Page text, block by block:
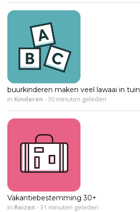
buurkinderen maken veel lawaai in tuin
in Kinderen -30 minuten geleden
Vakantiebestemming 30+
in Reizen -31 minuten geleden